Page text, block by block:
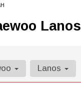
Lanos
Lanos